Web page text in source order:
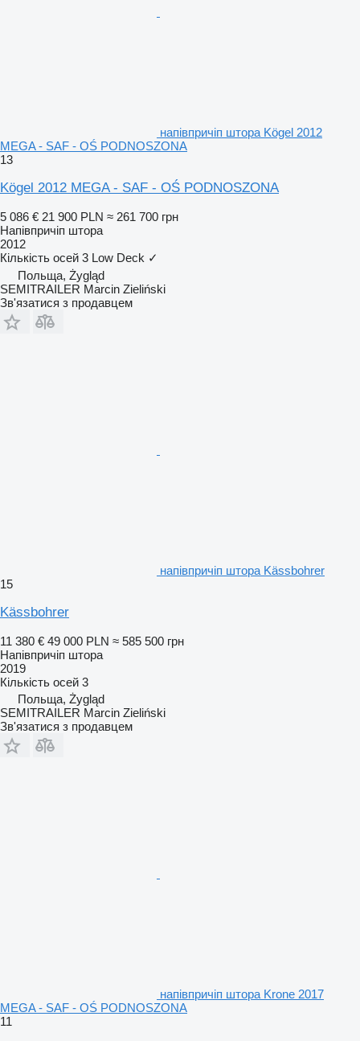
напівпричіп штора Kögel 2012
MEGA - SAF - OŚ PODNOSZONA
13
Kögel 2012 MEGA - SAF - OŚ PODNOSZONA
5 086 € 21 900 PLN ≈ 261 700 грн
Напівпричіп штора
2012
Кількість осей 3 Low Deck ✓
Польща, Żygląd
SEMITRAILER Marcin Zieliński
Зв'язатися з продавцем
напівпричіп штора Kässbohrer
15
Kässbohrer
11 380 € 49 000 PLN ≈ 585 500 грн
Напівпричіп штора
2019
Кількість осей 3
Польща, Żygląd
SEMITRAILER Marcin Zieliński
Зв'язатися з продавцем
напівпричіп штора Krone 2017
MEGA - SAF - OŚ PODNOSZONA
11